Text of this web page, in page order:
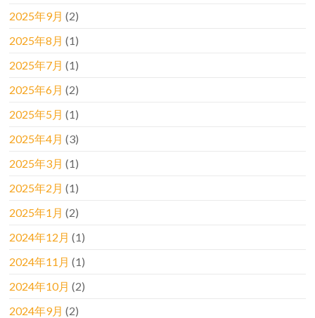
2025年9月 (2)
2025年8月 (1)
2025年7月 (1)
2025年6月 (2)
2025年5月 (1)
2025年4月 (3)
2025年3月 (1)
2025年2月 (1)
2025年1月 (2)
2024年12月 (1)
2024年11月 (1)
2024年10月 (2)
2024年9月 (2)